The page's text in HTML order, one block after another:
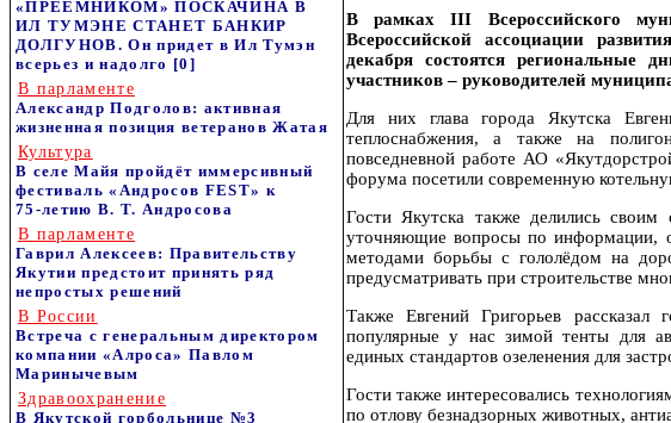
«ПРЕЕМНИКОМ» ПОСКАЧИНА В
ИЛ ТУМЭНЕ СТАНЕТ БАНКИР
ДОЛГУНОВ. Он придет в Ил Тумэн
всерьез и надолго [0]
В парламенте
Александр Подголов: активная
жизненная позиция ветеранов Жатая
Культура
В селе Майя пройдёт иммерсивный
фестиваль «Андросов FEST» к
75‑летию В. Т. Андросова
В парламенте
Гаврил Алексеев: Правительству
Якутии предстоит принять ряд
непростых решений
В России
Встреча с генеральным директором
компании «Алроса» Павлом
Маринычевым
Здравоохранение
В Якутской горбольнице №3
В рамках III Всероссийского
Всероссийской ассоциации
декабря состоятся
участников – руководителей
Для них глава города Якутска
теплоснабжения, а также на
повседневной работе АО
форума посетили современную
Гости Якутска также делились своим
уточняющие вопросы по информации,
методами борьбы с гололёдом на
предусматривать при строительстве
Также Евгений Григорьев
популярные у нас зимой тенты для
единых стандартов озеленения для
Гости также интересовались
по отлову безнадзорных животных,